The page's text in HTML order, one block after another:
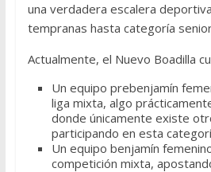
una verdadera escalera
tempranas hasta categoría
Actualmente, el Nuevo Boadilla
Un equipo prebenjamín
liga mixta, algo
donde únicamente existe
participando en esta
Un equipo benjamín
competición mixta,